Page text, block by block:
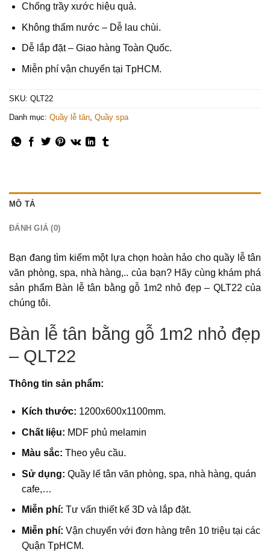
Chống trầy xước hiệu quả.
Không thấm nước – Dễ lau chùi.
Dễ lắp đặt – Giao hàng Toàn Quốc.
Miễn phí vận chuyển tại TpHCM.
SKU: QLT22
Danh mục: Quầy lễ tân Quầy spa
MÔ TẢ
ĐÁNH GIÁ (0)
Bạn đang tìm kiếm một lựa chọn hoàn hảo cho quầy lễ tân
văn phòng, spa, nhà hàng,.. của bạn? Hãy cùng khám phá
sản phẩm Bàn lễ tân bằng gỗ 1m2 nhỏ đẹp – QLT22 của
chúng tôi.
Bàn lễ tân bằng gỗ 1m2 nhỏ đẹp
– QLT22
Thông tin sản phẩm:
Kích thước: 1200x600x1100mm.
Chất liệu: MDF phủ melamin
Màu sắc: Theo yêu cầu.
Sử dụng: Quầy lế tân văn phòng, spa, nhà hàng, quán
cafe,…
Miễn phí: Tư vấn thiết kế 3D và lắp đặt.
Miễn phí: Vận chuyển với đơn hàng trên 10 triệu tại các
Quận TpHCM.